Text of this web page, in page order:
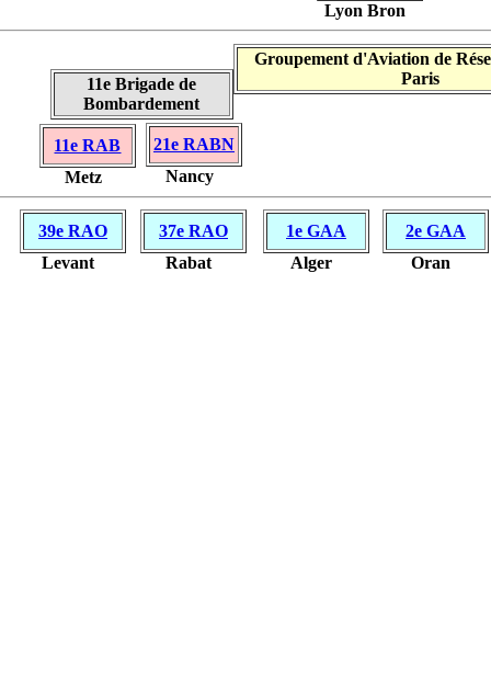
11e RAB
Metz
Lyon Bron
37e RAO
Rabat
39e RAO
Levant
21e RABN
Nancy
11e Brigade de
Bombardement
1e GAA
Alger
2e GAA
Oran
Groupement d'Aviation de
Paris